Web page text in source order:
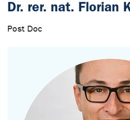
Dr. rer. nat. Florian
Post Doc